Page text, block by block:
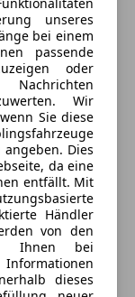
unseres
bei einem
passende
oder
Wir
Sie diese
Dies
da eine
entfällt. Mit
Händler
von den
Ihnen bei
Informationen
dieses